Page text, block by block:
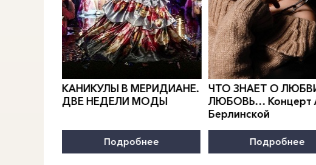
0 ">
ЧТО ЗНАЕТ О ЛЮБВИ
ЛЮБОВЬ… Концерт Анны
Подробнее
0">
ПИОНОВАЯ
Мастер-класс по
акриловой живописи
Подробнее